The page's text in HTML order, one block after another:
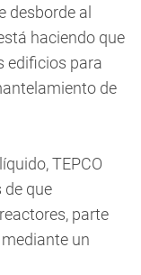
desborde al
haciendo que
edificios para
de
TEPCO
de que
parte
un